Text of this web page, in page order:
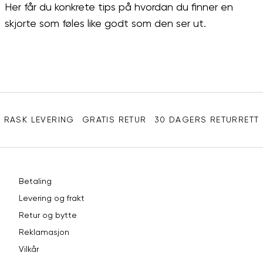
Her får du konkrete tips på hvordan du finner en
skjorte som føles like godt som den ser ut.
Sidebunn
RASK LEVERING GRATIS RETUR 30 DAGERS RETURRETT
Betaling
Levering og frakt
Retur og bytte
Reklamasjon
Vilkår